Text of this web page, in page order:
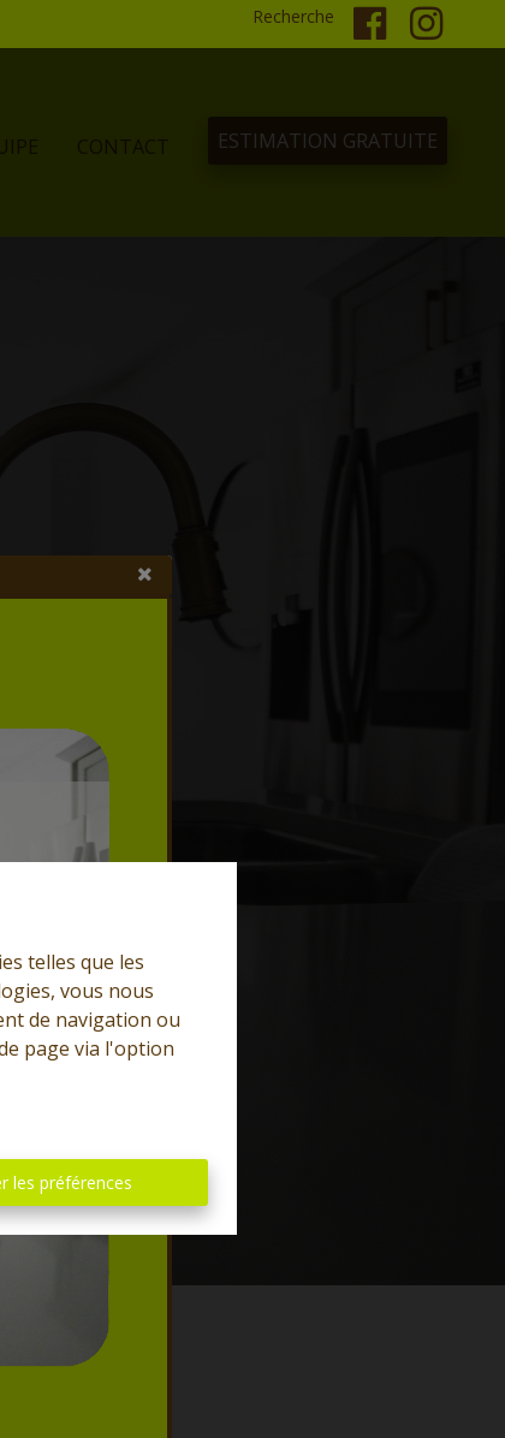
telles que les
vous nous
de navigation ou
page via l'option
les préférences
Recherche
CONTACT ESTIMATION GRATUITE